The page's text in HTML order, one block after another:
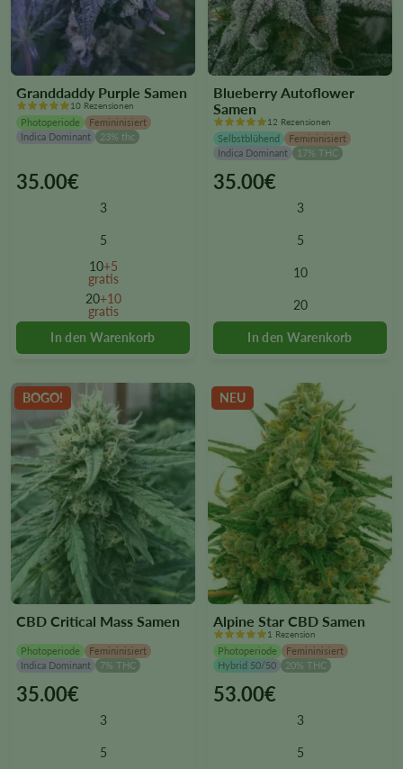
Granddaddy Purple Samen
10 Rezensionen
Photoperiode
Femininisiert
Indica Dominant
23% thc
35.00€
3
5
10+5
gratis
20+10
gratis
This
chosen
the
product
page
Blueberry Autoflower
Samen
12 Rezensionen
Selbstblühend
Femininisiert
Indica Dominant
17% THC
35.00€
3
5
10
20
This
chosen
the
product
BOGO!
CBD Critical Mass Samen
Photoperiode
Femininisiert
Indica Dominant
7% THC
35.00€
3
5
This
NEU
Alpine Star CBD Samen
1 Rezension
Photoperiode
Femininisiert
Hybrid 50/50
20% THC
53.00€
3
5
This